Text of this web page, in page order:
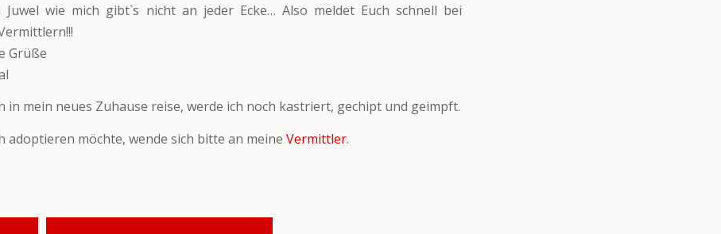
Juwel wie mich gibt`s nicht an jeder Ecke… Also meldet Euch schnell bei
Grüße
in mein neues Zuhause reise, werde ich noch kastriert, gechipt und geimpft.
adoptieren möchte, wende sich bitte an meineVermittler.